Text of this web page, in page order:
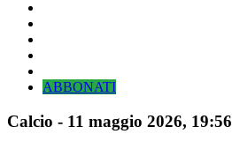
ABBONATI
Calcio - 11 maggio 2026, 19:56